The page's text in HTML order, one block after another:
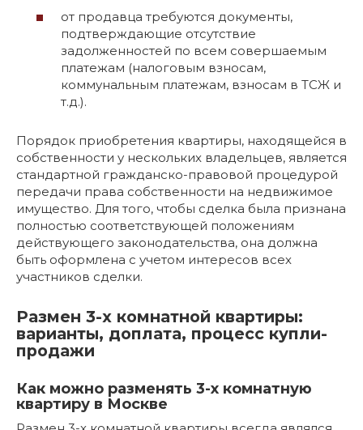
от продавца требуются документы,
подтверждающие отсутствие
задолженностей по всем совершаемым
платежам (налоговым взносам,
коммунальным платежам, взносам в ТСЖ и
т.д.).
Порядок приобретения квартиры, находящейся в
собственности у нескольких владельцев, является
стандартной гражданско-правовой процедурой
передачи права собственности на недвижимое
имущество. Для того, чтобы сделка была признана
полностью соответствующей положениям
действующего законодательства, она должна
быть оформлена с учетом интересов всех
участников сделки.
Размен 3-х комнатной квартиры:
варианты, доплата, процесс купли-
продажи
Как можно разменять 3-х комнатную
квартиру в Москве